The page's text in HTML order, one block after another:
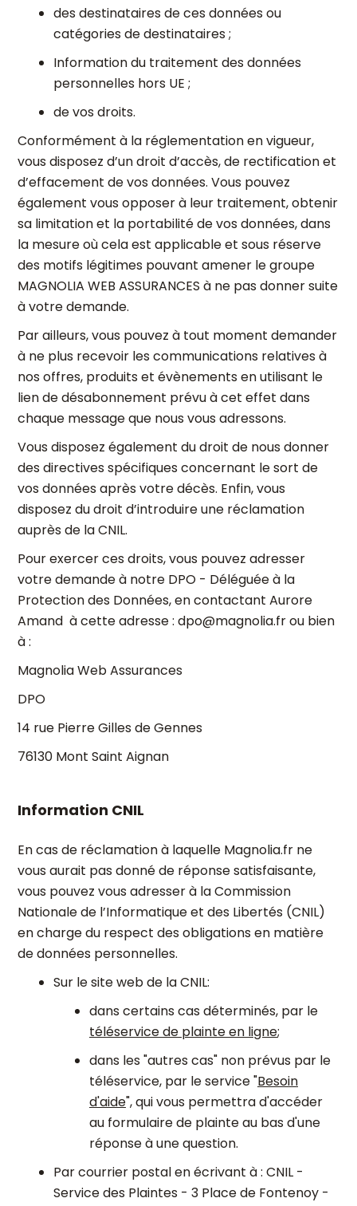
des destinataires de ces données ou
catégories de destinataires ;
Information du traitement des données
personnelles hors UE ;
de vos droits.
Conformément à la réglementation en vigueur,
vous disposez d’un droit d’accès, de rectification et
d’effacement de vos données. Vous pouvez
également vous opposer à leur traitement, obtenir
sa limitation et la portabilité de vos données, dans
la mesure où cela est applicable et sous réserve
des motifs légitimes pouvant amener le groupe
MAGNOLIA WEB ASSURANCES à ne pas donner suite
à votre demande.
Par ailleurs, vous pouvez à tout moment demander
à ne plus recevoir les communications relatives à
nos offres, produits et évènements en utilisant le
lien de désabonnement prévu à cet effet dans
chaque message que nous vous adressons.
Vous disposez également du droit de nous donner
des directives spécifiques concernant le sort de
vos données après votre décès. Enfin, vous
disposez du droit d’introduire une réclamation
auprès de la CNIL.
Pour exercer ces droits, vous pouvez adresser
votre demande à notre DPO - Déléguée à la
Protection des Données, en contactant Aurore
Amand à cette adresse : dpo@magnolia.fr ou bien
à :
Magnolia Web Assurances
DPO
14 rue Pierre Gilles de Gennes
76130 Mont Saint Aignan
Information CNIL
En cas de réclamation à laquelle Magnolia.fr ne
vous aurait pas donné de réponse satisfaisante,
vous pouvez vous adresser à la Commission
Nationale de l’Informatique et des Libertés (CNIL)
en charge du respect des obligations en matière
de données personnelles.
Sur le site web de la CNIL:
dans certains cas déterminés, par le
téléservice de plainte en ligne;
dans les "autres cas" non prévus par le
téléservice, par le service "Besoin
d'aide", qui vous permettra d'accéder
au formulaire de plainte au bas d'une
réponse à une question.
Par courrier postal en écrivant à : CNIL -
Service des Plaintes - 3 Place de Fontenoy -